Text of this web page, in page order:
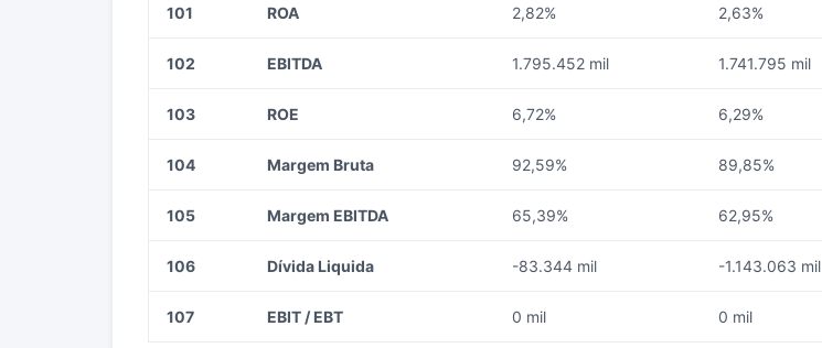
101 ROA 2,82% 2,63%
102 EBITDA 1.795.452 mil 1.741.795 mil
103 ROE 6,72% 6,29%
104 Margem Bruta 92,59% 89,85%
105 Margem EBITDA 65,39% 62,95%
106 Dívida Liquida -83.344 mil -1.143.063 mil
107 EBIT / EBT 0 mil 0 mil